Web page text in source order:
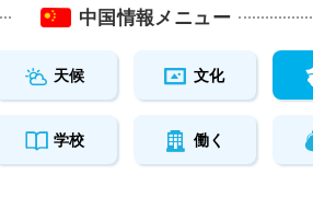
中国情報メニュー
天候 文化
学校 働く